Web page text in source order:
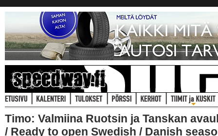
Timo: Valmiina Ruotsin ja Tanskan
/ Ready to open Swedish / Danish